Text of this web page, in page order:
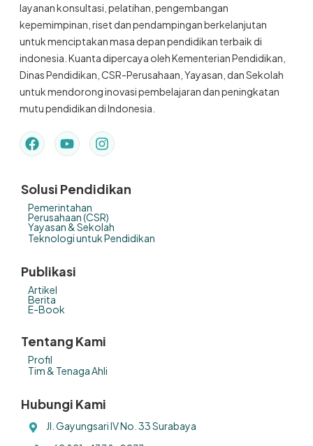
layanan konsultasi, pelatihan, pengembangan
kepemimpinan, riset dan pendampingan berkelanjutan
untuk menciptakan masa depan pendidikan terbaik di
indonesia. Kuanta dipercaya oleh Kementerian Pendidikan,
Dinas Pendidikan, CSR-Perusahaan, Yayasan, dan Sekolah
untuk mendorong inovasi pembelajaran dan peningkatan
mutu pendidikan di Indonesia.
Solusi Pendidikan
Pemerintahan
Perusahaan (CSR)
Yayasan & Sekolah
Teknologi untuk Pendidikan
Publikasi
Artikel
Berita
E-Book
Tentang Kami
Profil
Tim & Tenaga Ahli
Hubungi Kami
Jl. Gayungsari IV No. 33 Surabaya